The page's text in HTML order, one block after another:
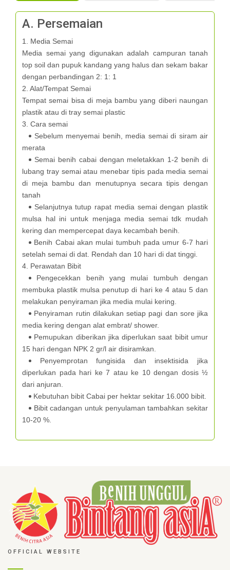
A. Persemaian
1. Media Semai
Media semai yang digunakan adalah campuran tanah
top soil dan pupuk kandang yang halus dan sekam bakar
dengan perbandingan 2: 1: 1
2. Alat/Tempat Semai
Tempat semai bisa di meja bambu yang diberi naungan
plastik atau di tray semai plastic
3. Cara semai
Sebelum menyemai benih, media semai di siram air
merata
Semai benih cabai dengan meletakkan 1-2 benih di
lubang tray semai atau menebar tipis pada media semai
di meja bambu dan menutupnya secara tipis dengan
tanah
Selanjutnya tutup rapat media semai dengan plastik
mulsa hal ini untuk menjaga media semai tdk mudah
kering dan mempercepat daya kecambah benih.
Benih Cabai akan mulai tumbuh pada umur 6-7 hari
setelah semai di dat. Rendah dan 10 hari di dat tinggi.
4. Perawatan Bibit
Pengecekkan benih yang mulai tumbuh dengan
membuka plastik mulsa penutup di hari ke 4 atau 5 dan
melakukan penyiraman jika media mulai kering.
Penyiraman rutin dilakukan setiap pagi dan sore jika
media kering dengan alat embrat/ shower.
Pemupukan diberikan jika diperlukan saat bibit umur
15 hari dengan NPK 2 gr/l air disiramkan.
Penyemprotan fungisida dan insektisida jika
diperlukan pada hari ke 7 atau ke 10 dengan dosis ½
dari anjuran.
Kebutuhan bibit Cabai per hektar sekitar 16.000 bibit.
Bibit cadangan untuk penyulaman tambahkan sekitar
10-20 %.
OFFICIAL WEBSITE